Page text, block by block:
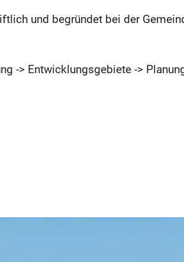
und begründet bei der
-> Entwicklungsgebiete ->